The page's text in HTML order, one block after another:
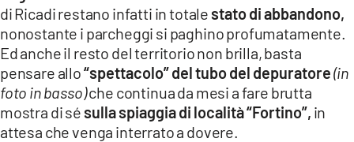
di Ricadi restano infatti in totale stato di abbandono,
nonostante i parcheggi si paghino profumatamente.
Ed anche il resto del territorio non brilla, basta
pensare allo“spettacolo” del tubo del depuratore(in
foto in basso)che continua da mesi a fare brutta
mostra di sé sulla spiaggia di località “Fortino”, in
attesa che venga interrato a dovere.